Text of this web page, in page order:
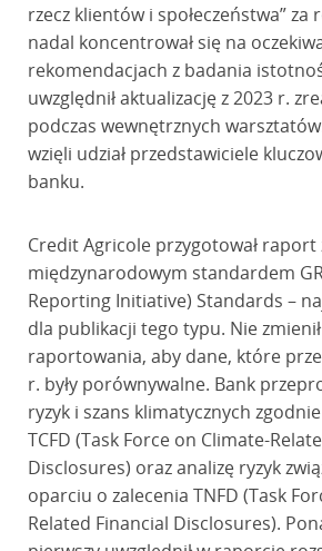
rzecz klientów i społeczeństwa” za
nadal koncentrował się na
rekomendacjach z badania
uwzględnił aktualizację z 2023 r.
podczas wewnętrznych
wzięli udział przedstawiciele
banku.
Credit Agricole przygotował raport
międzynarodowym standardem
Reporting Initiative) Standards –
dla publikacji tego typu. Nie
raportowania, aby dane, które
r. były porównywalne. Bank
ryzyk i szans klimatycznych
TCFD (Task Force on Climate-
Disclosures) oraz analizę ryzyk
oparciu o zalecenia TNFD (Task
Related Financial Disclosures).